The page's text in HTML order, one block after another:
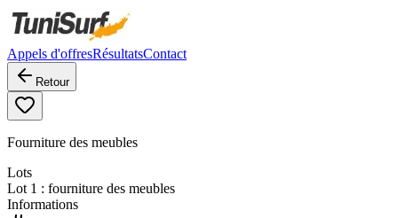
Appels d'offresRésultatsContact
Retour
Fourniture des meubles
Lots
Lot 1 : fourniture des meubles
Informations